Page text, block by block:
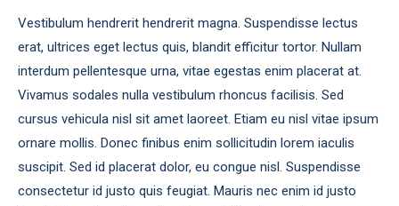
Vestibulum hendrerit hendrerit magna. Suspendisse lectus
erat, ultrices eget lectus quis, blandit efficitur tortor. Nullam
interdum pellentesque urna, vitae egestas enim placerat at.
Vivamus sodales nulla vestibulum rhoncus facilisis. Sed
cursus vehicula nisl sit amet laoreet. Etiam eu nisl vitae ipsum
ornare mollis. Donec finibus enim sollicitudin lorem iaculis
suscipit. Sed id placerat dolor, eu congue nisl. Suspendisse
consectetur id justo quis feugiat. Mauris nec enim id justo